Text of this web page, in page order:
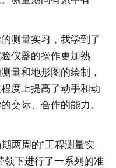
测量实习，我学到了
仪器的操作更加熟
量和地形图的绘制，
度上提高了动手和动
交际、合作的能力。
两周的“工程测量实
领下进行了一系列的准